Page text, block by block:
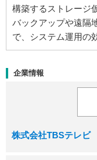
構築するストレージ
バックアップや遠隔
で、システム運用の
企業情報
株式会社TBSテレビ